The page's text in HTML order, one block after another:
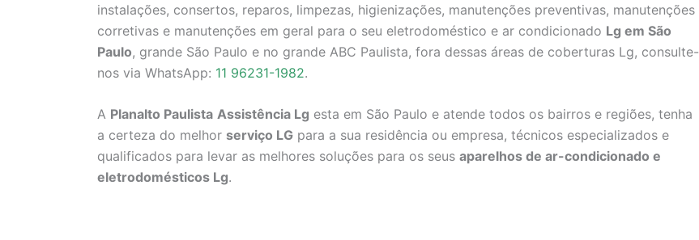
instalações, consertos, reparos, limpezas, higienizações, manutenções preventivas, manutenções
corretivas e manutenções em geral para o seu eletrodoméstico e ar condicionado Lg em São
Paulo, grande São Paulo e no grande ABC Paulista, fora dessas áreas de coberturas Lg, consulte-
nos via WhatsApp: 11 96231-1982.
A Planalto Paulista Assistência Lg esta em São Paulo e atende todos os bairros e regiões, tenha
a certeza do melhor serviço LG para a sua residência ou empresa, técnicos especializados e
qualificados para levar as melhores soluções para os seus aparelhos de ar-condicionado e
eletrodomésticos Lg.